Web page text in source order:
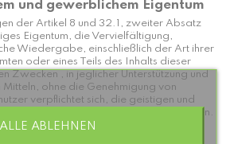
und gewerblichem Eigentum
der Artikel 8 und 32.1, zweiter Absatz
Eigentum, die Vervielfältigung,
Wiedergabe, einschließlich der Art ihrer
oder eines Teils des Inhalts dieser
Zwecken , in jeglicher Unterstützung und
Mitteln, ohne die Genehmigung von
verpflichtet sich, die geistigen und
von Gourmet Otero zu respektieren.
dass die gesamte Website,
Text, Software, Inhalt
ALLE ABLEHNEN